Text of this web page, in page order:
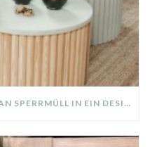
DIY UPCYLING IDEE: WIE MAN SPERRMÜLL IN EIN DESIGNER TEIL VERWANDELT